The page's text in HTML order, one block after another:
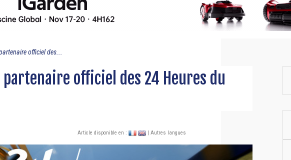
officiel des...
partenaire officiel des 24 Heures du
Article disponible en : | Autres langues